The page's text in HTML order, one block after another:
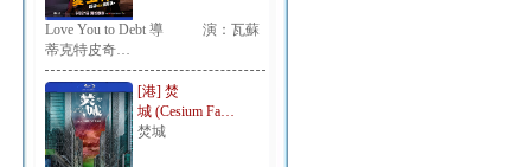
Love You to Debt 導 演：瓦蘇
蒂克特皮奇…
[港] 焚
城 (Cesium Fa…
焚城